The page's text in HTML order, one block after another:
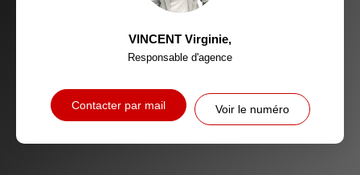
VINCENT Virginie,
Responsable d'agence
Contacter par mail Voir le numéro